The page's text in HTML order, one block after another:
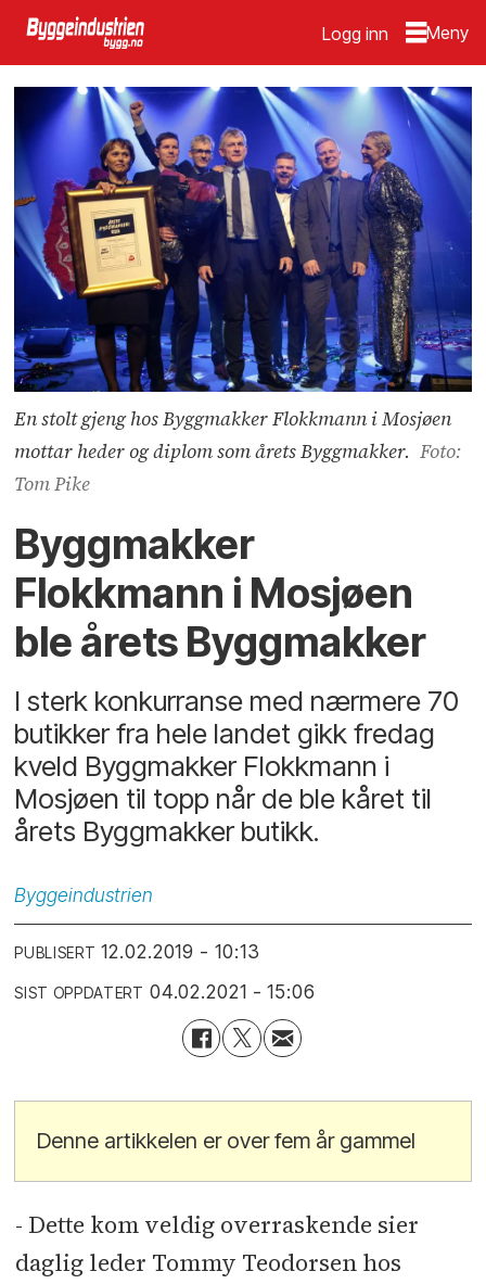
Logg inn
En stolt gjeng hos Byggmakker Flokkmann i Mosjøen
mottar heder og diplom som årets Byggmakker. Foto:
Tom Pike
Byggmakker
Flokkmann i Mosjøen
ble årets Byggmakker
I sterk konkurranse med nærmere 70
butikker fra hele landet gikk fredag
kveld Byggmakker Flokkmann i
Mosjøen til topp når de ble kåret til
årets Byggmakker butikk.
Byggeindustrien
PUBLISERT 12.02.2019 - 10:13
SIST OPPDATERT 04.02.2021 - 15:06
Denne artikkelen er over fem år gammel
- Dette kom veldig overraskende sier
daglig leder Tommy Teodorsen hos